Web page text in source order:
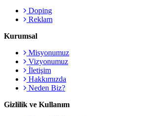
Doping
Reklam
Kurumsal
Misyonumuz
Vizyonumuz
İletişim
Hakkımızda
Neden Biz?
Gizlilik ve Kullanım